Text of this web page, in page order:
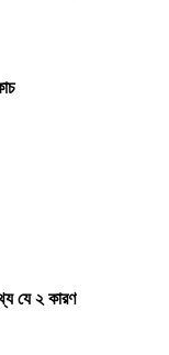
যে ২ কারণ